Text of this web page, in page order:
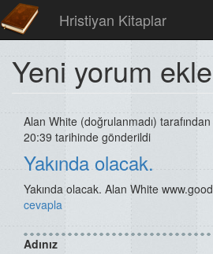
Hristiyan Kitaplar
Yeni yorum ekle
Alan White (doğrulanmadı)
20:39 tarihinde gönderildi
Yakında olacak.
Yakında olacak. Alan White
cevapla
Adınız